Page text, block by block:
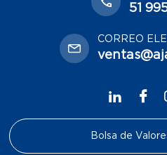
51
CORREO
Bolsa de